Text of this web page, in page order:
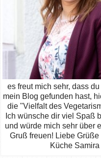
es freut mich sehr, dass
mein Blog gefunden hast,
die "Vielfalt des
Ich wünsche dir viel Spaß
und würde mich sehr über
Gruß freuen! Liebe Grüße
Küche Samira